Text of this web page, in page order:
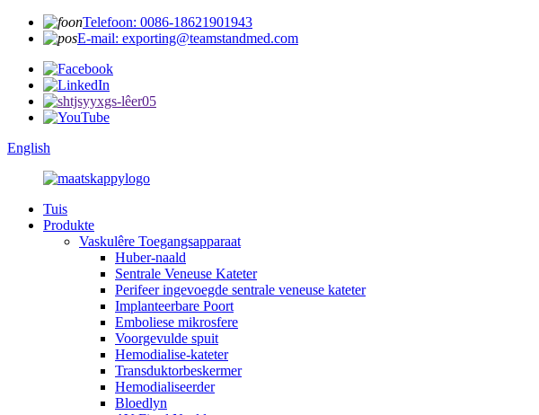
Telefoon: 0086-18621901943
E-mail: exporting@teamstandmed.com
English
Tuis
Produkte
Vaskulêre Toegangsapparaat
Huber-naald
Sentrale Veneuse Kateter
Perifeer ingevoegde sentrale veneuse kateter
Implanteerbare Poort
Emboliese mikrosfere
Voorgevulde spuit
Hemodialise-kateter
Transduktorbeskermer
Hemodialiseerder
Bloedlyn